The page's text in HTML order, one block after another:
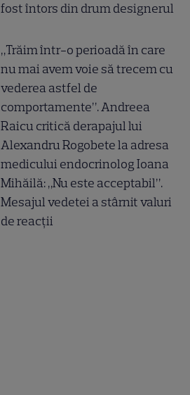
fost întors din drum designerul
„Trăim într-o perioadă în care
nu mai avem voie să trecem cu
vederea astfel de
comportamente”. Andreea
Raicu critică derapajul lui
Alexandru Rogobete la adresa
medicului endocrinolog Ioana
Mihăilă: „Nu este acceptabil”.
Mesajul vedetei a stârnit valuri
de reacții